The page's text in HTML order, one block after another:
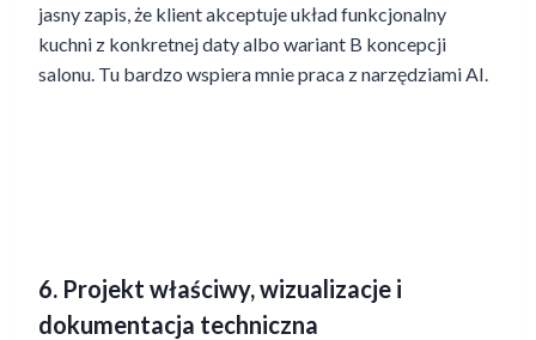
jasny zapis, że klient akceptuje układ funkcjonalny
kuchni z konkretnej daty albo wariant B koncepcji
salonu. Tu bardzo wspiera mnie praca z narzędziami AI.
6. Projekt właściwy, wizualizacje i
dokumentacja techniczna